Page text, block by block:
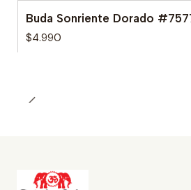
Agotado
Buda Sonriente Dorado
$4.990